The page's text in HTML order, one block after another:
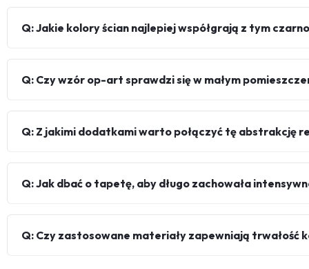
Q: Jakie kolory ścian najlepiej współgrają z tym
Q: Czy wzór op-art sprawdzi się w małym
Q: Z jakimi dodatkami warto połączyć tę abstrakcję
Q: Jak dbać o tapetę, aby długo zachowała
Q: Czy zastosowane materiały zapewniają trwałość